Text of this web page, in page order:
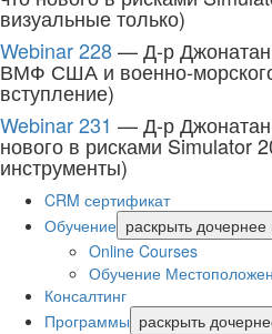
визуальные только)
Webinar 228— Д-р
ВМФ США и военно-
вступление)
Webinar 231 — Д-р
нового в рисками Simulator
инструменты)
CRM сертификат
Обучение раскрыть
Online Courses
Обучение
Консалтинг
Программы раскрыть